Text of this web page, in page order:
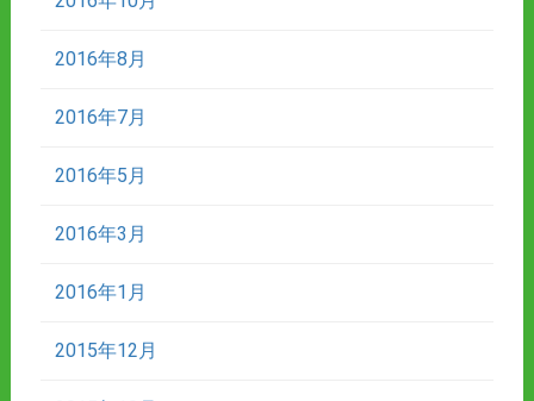
2016年8月
2016年7月
2016年5月
2016年3月
2016年1月
2015年12月